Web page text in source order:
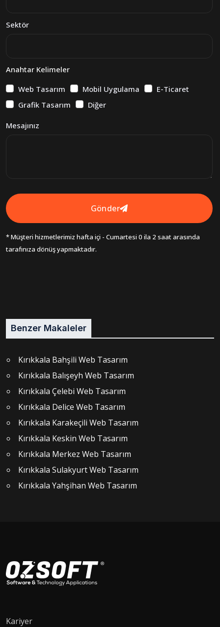
Sektör
Anahtar Kelimeler
Web Tasarım
Mobil Uygulama
E-Ticaret
Grafik Tasarım
Diğer
Mesajınız
Gönder
* Müşteri hizmetlerimiz hafta içi - Cumartesi 0 ila 2 saat arasında
tarafınıza dönüş yapmaktadır.
Benzer Makaleler
Kırıkkala Bahşili Web Tasarım
Kırıkkala Balışeyh Web Tasarım
Kırıkkala Çelebi Web Tasarım
Kırıkkala Delice Web Tasarım
Kırıkkala Karakeçili Web Tasarım
Kırıkkala Keskin Web Tasarım
Kırıkkala Merkez Web Tasarım
Kırıkkala Sulakyurt Web Tasarım
Kırıkkala Yahşihan Web Tasarım
Kariyer